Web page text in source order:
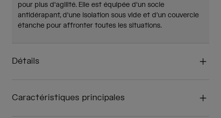
pour plus d'agilité. Elle est équipée d'un socle
antidérapant, d'une isolation sous vide et d'un couvercle
étanche pour affronter toutes les situations.
Détails
Caractéristiques principales